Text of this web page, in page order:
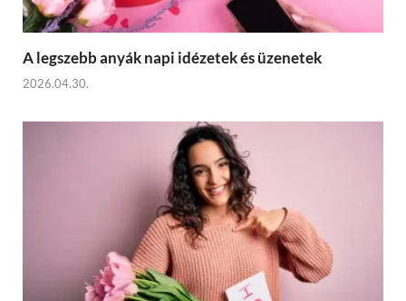
A legszebb anyák napi idézetek és üzenetek
2026.04.30.